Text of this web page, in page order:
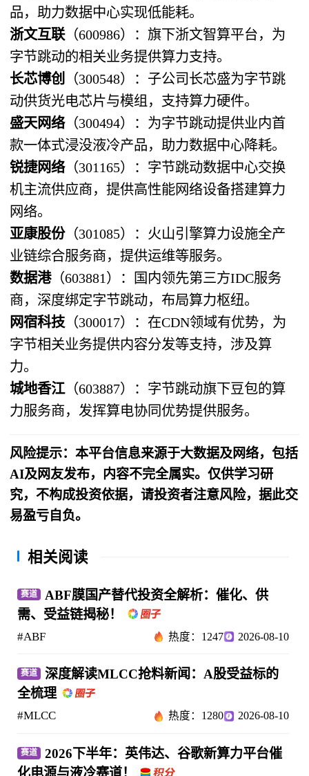
品，助力数据中心实现低能耗。
浙文互联（600986）：旗下浙文智算平台，为
字节跳动的相关业务提供算力支持。
长芯博创
（300548）：子公司长芯盛为字节跳
动供货光电芯片与模组，支持算力硬件。
盛天网络（300494）：为字节跳动提供业内首
款一体式浸没液冷产品，助力数据中心降耗。
锐捷网络（301165）：字节跳动数据中心交换
机主流供应商，提供高性能网络设备搭建算力
网络。
亚康股份（301085）：火山引擎算力设施全产
业链综合服务商，提供运维等服务。
数据港（603881）：国内领先第三方IDC服务
商，深度绑定字节跳动，布局算力枢纽。
网宿科技 （300017）：在CDN领域有优势，为
字节相关业务提供内容分发等支持，涉及算
力。
城地香江（603887）：字节跳动旗下豆包的算
力服务商，发挥算电协同优势提供服务。
风险提示：本平台信息来源于大数据及网络，包括
AI及网友发布，内容不完全属实。仅供学习研
究，不构成投资依据，请投资者注意风险，据此交
易盈亏自负。
相关阅读
赛道
ABF膜国产替代投资全解析：催化、供
需、受益链揭秘！
#ABF 热度：1247 2026-08-10
赛道
深度解读MLCC抢料新闻：A股受益标的
全梳理
#MLCC 热度：1280 2026-08-10
赛道
2026下半年：英伟达、谷歌新算力平台催
化电源与液冷赛道！